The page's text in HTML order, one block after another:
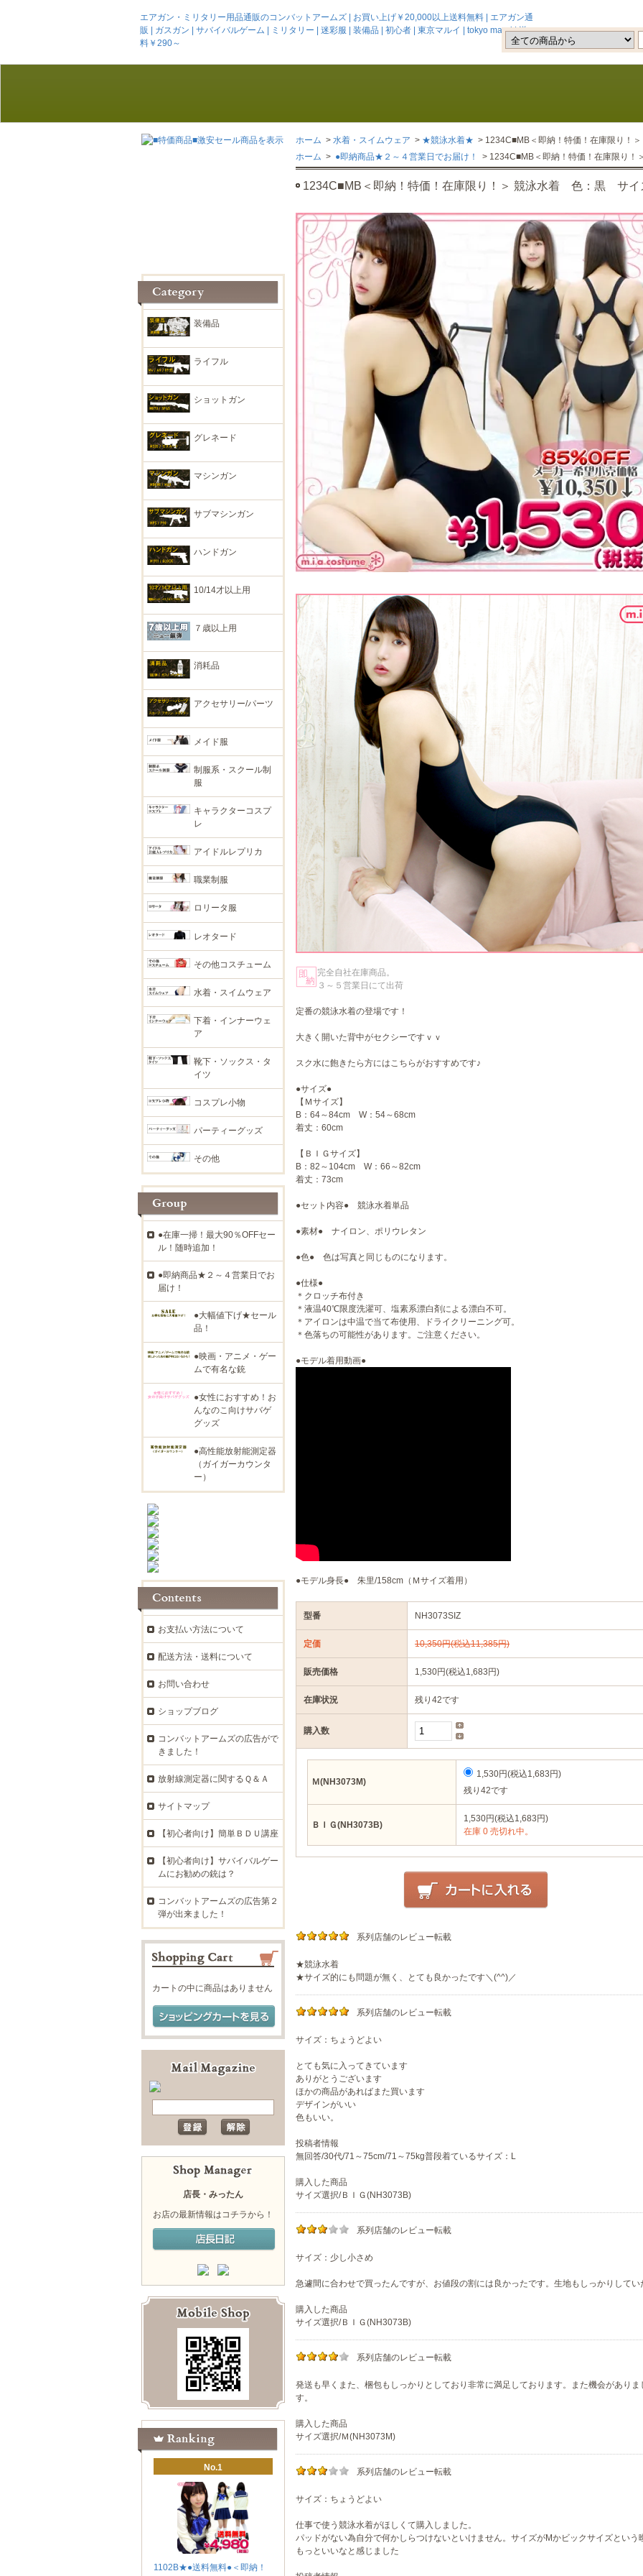
エアガン・ミリタリー用品通販のコンバットアームズ | お買い上げ￥20,000以上送料無料 | エアガン通
販 | ガスガン | サバイバルゲーム | ミリタリー | 迷彩服 | 装備品 | 初心者 | 東京マルイ | tokyo marui | 送
料￥290～
ホーム > 水着・スイムウェア > ★競泳水着★ > 1234C■MB＜即納！特価！在庫限り！
ホーム > ●即納商品★２～４営業日でお届け！ > 1234C■MB＜即納！特価！在庫限り
1234C■MB＜即納！特価！在庫限り！＞ 競泳水着 色：黒 サイ
完全自社在庫商品。
３～５営業日にて出荷
定番の競泳水着の登場です！
大きく開いた背中がセクシーですｖｖ
スク水に飽きたら方にはこちらがおすすめです♪
●サイズ●
【Ｍサイズ】
B：64～84cm W：54～68cm
着丈：60cm
【ＢＩＧサイズ】
B：82～104cm W：66～82cm
着丈：73cm
●セット内容● 競泳水着単品
●素材● ナイロン、ポリウレタン
●色● 色は写真と同じものになります。
●仕様●
＊クロッチ布付き
＊液温40℃限度洗濯可、塩素系漂白剤による漂白不可。
＊アイロンは中温で当て布使用、ドライクリーニング可。
＊色落ちの可能性があります。ご注意ください。
●モデル着用動画●
●モデル身長● 朱里/158cm（Ｍサイズ着用）
型番 NH3073SIZ
定価 10,350円(税込11,385円)
販売価格 1,530円(税込1,683円)
在庫状況 残り42です
購入数
Ｍ(NH3073M)
1,530円(税込1,683円)
残り42です
ＢＩＧ(NH3073B)
1,530円(税込1,683円)
在庫 0 売切れ中。
系列店舗のレビュー転載
★競泳水着
★サイズ的にも問題が無く、とても良かったです＼(^^)／
系列店舗のレビュー転載
サイズ：ちょうどよい
とても気に入ってきています
ありがとうございます
ほかの商品があればまた買います
デザインがいい
色もいい。
投稿者情報
無回答/30代/71～75cm/71～75kg普段着ているサイズ：L
購入した商品
サイズ選択/ＢＩＧ(NH3073B)
系列店舗のレビュー転載
サイズ：少し小さめ
急遽間に合わせで買ったんですが、お値段の割には良かったです。生地もしっかりしてい
購入した商品
サイズ選択/ＢＩＧ(NH3073B)
系列店舗のレビュー転載
発送も早くまた、梱包もしっかりとしており非常に満足しております。また機会があり
す。
購入した商品
サイズ選択/Ｍ(NH3073M)
系列店舗のレビュー転載
サイズ：ちょうどよい
仕事で使う競泳水着がほしくて購入しました。
パッドがない為自分で何かしらつけないといけません。サイズがMかビックサイズという
もっといいなと感じました
装備品
ライフル
ショットガン
グレネード
マシンガン
サブマシンガン
ハンドガン
10/14才以上用
７歳以上用
消耗品
アクセサリー/パーツ
メイド服
制服系・スクール制
服
キャラクターコスプ
レ
アイドルレプリカ
職業制服
ロリータ服
レオタード
その他コスチューム
水着・スイムウェア
下着・インナーウェ
ア
靴下・ソックス・タ
イツ
コスプレ小物
パーティーグッズ
その他
●在庫一掃！最大90％OFFセー
ル！随時追加！
●即納商品★２～４営業日でお
届け！
●大幅値下げ★セール
品！
●映画・アニメ・ゲー
ムで有名な銃
●女性におすすめ！お
んなのこ向けサバゲ
グッズ
●高性能放射能測定器
（ガイガーカウンタ
ー）
お支払い方法について
配送方法・送料について
お問い合わせ
ショップブログ
コンバットアームズの広告がで
きました！
放射線測定器に関するＱ＆Ａ
サイトマップ
【初心者向け】簡単ＢＤＵ講座
【初心者向け】サバイバルゲー
ムにお勧めの銃は？
コンバットアームズの広告第２
弾が出来ました！
カートの中に商品はありません
店長・みったん
お店の最新情報はコチラから！
No.1
1102B★●送料無料●＜即納！